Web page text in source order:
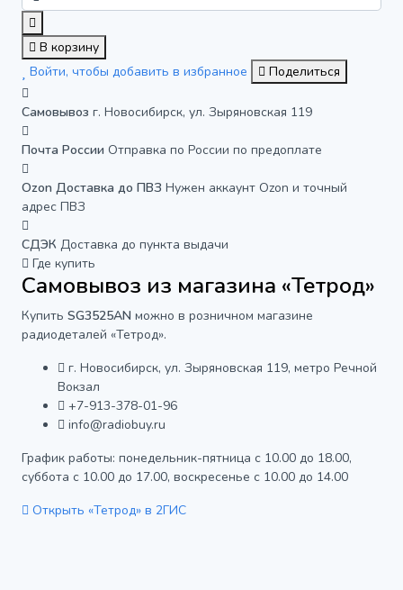
В корзину
Войти, чтобы добавить в избранное
Поделиться
Самовывоз г. Новосибирск, ул. Зыряновская 119
Почта России Отправка по России по предоплате
Ozon Доставка до ПВЗ Нужен аккаунт Ozon и точный
адрес ПВЗ
СДЭК Доставка до пункта выдачи
Где купить
Самовывоз из магазина «Тетрод»
Купить SG3525AN можно в розничном магазине
радиодеталей «Тетрод».
г. Новосибирск, ул. Зыряновская 119, метро Речной
Вокзал
+7-913-378-01-96
info@radiobuy.ru
График работы: понедельник-пятница с 10.00 до 18.00,
суббота с 10.00 до 17.00, воскресенье с 10.00 до 14.00
Открыть «Тетрод» в 2ГИС